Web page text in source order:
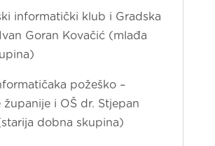
informatički klub i Gradska
Goran Kovačić (mlađa
požeško –
županije i OŠ dr. Stjepan
dobna skupina)